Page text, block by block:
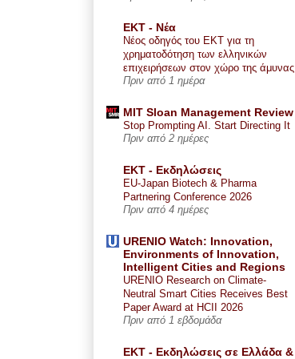
ΕΚΤ - Nέα
Νέος οδηγός του ΕΚΤ για τη
χρηματοδότηση των ελληνικών
επιχειρήσεων στον χώρο της άμυνας
Πριν από 1 ημέρα
MIT Sloan Management Review
Stop Prompting AI. Start Directing It
Πριν από 2 ημέρες
ΕΚΤ - Εκδηλώσεις
EU-Japan Biotech & Pharma
Partnering Conference 2026
Πριν από 4 ημέρες
URENIO Watch: Innovation,
Environments of Innovation,
Intelligent Cities and Regions
URENIO Research on Climate-
Neutral Smart Cities Receives Best
Paper Award at HCII 2026
Πριν από 1 εβδομάδα
ΕΚΤ - Εκδηλώσεις σε Ελλάδα &